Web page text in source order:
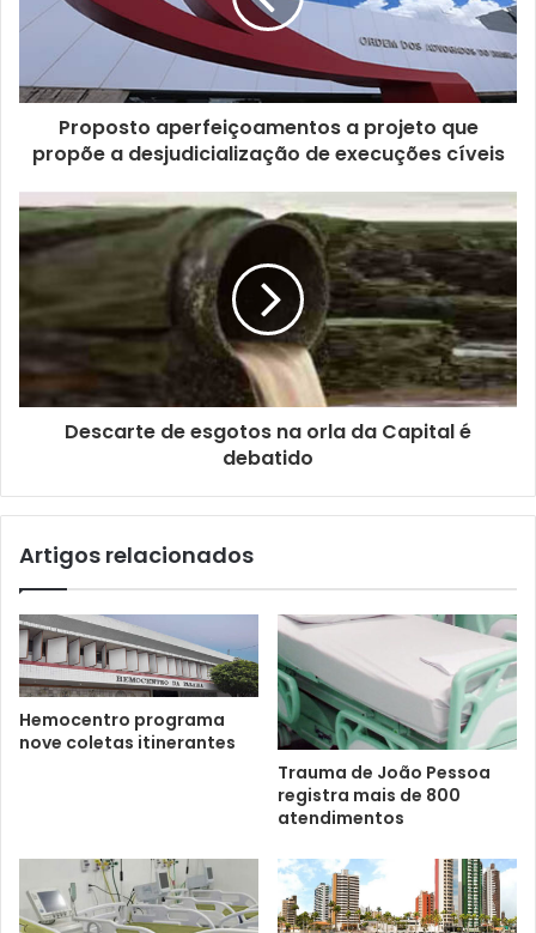
e
e
i
Proposto aperfeiçoamentos a projeto que
propõe a desjudicialização de execuções cíveis
Descarte de esgotos na orla da Capital é
debatido
Artigos relacionados
Hemocentro programa
nove coletas itinerantes
Trauma de João Pessoa
registra mais de 800
atendimentos